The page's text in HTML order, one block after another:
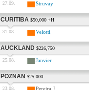
27.09. Struvay
CURITIBA $50,000 +H
31.08. Velotti
AUCKLAND $226,750
25.08. Janvier
POZNAN $25,000
23.08. Pereira J.